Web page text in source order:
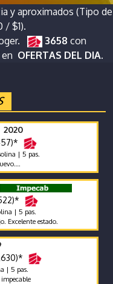
y aproximados (Tipo de
/ $1).
3658 con
OFERTAS DEL DIA.
2020
| 5 pas.
| 5 pas.
estado.
| 5 pas.